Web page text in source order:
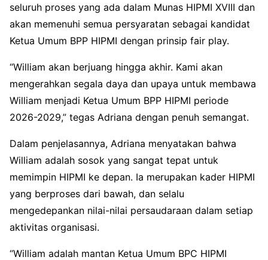
seluruh proses yang ada dalam Munas HIPMI XVIII dan
akan memenuhi semua persyaratan sebagai kandidat
Ketua Umum BPP HIPMI dengan prinsip fair play.
“William akan berjuang hingga akhir. Kami akan
mengerahkan segala daya dan upaya untuk membawa
William menjadi Ketua Umum BPP HIPMI periode
2026-2029,” tegas Adriana dengan penuh semangat.
Dalam penjelasannya, Adriana menyatakan bahwa
William adalah sosok yang sangat tepat untuk
memimpin HIPMI ke depan. Ia merupakan kader HIPMI
yang berproses dari bawah, dan selalu
mengedepankan nilai-nilai persaudaraan dalam setiap
aktivitas organisasi.
“William adalah mantan Ketua Umum BPC HIPMI